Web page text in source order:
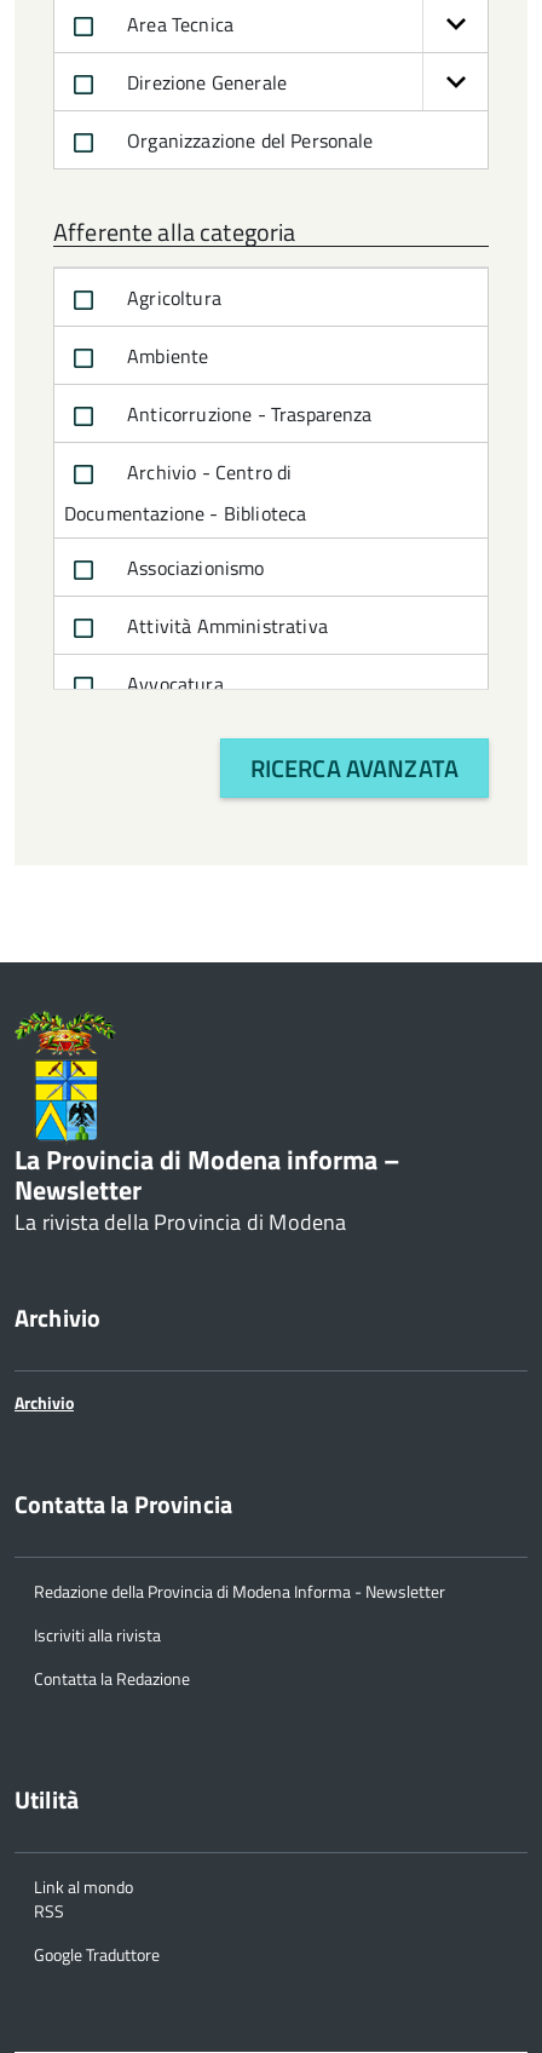
Area Tecnica
Direzione Generale
Organizzazione del Personale
Afferente alla categoria
Agricoltura
Ambiente
Anticorruzione - Trasparenza
Archivio - Centro di
Documentazione - Biblioteca
Associazionismo
Attività Amministrativa
Avvocatura
Bilancio e politiche finanziarie
Innovazione - Informatica -
Telematica
Pari Opportunità
Personale
PNRR
Sociale e salute
RICERCA AVANZATA
La Provincia di Modena informa –
Newsletter
La rivista della Provincia di Modena
Archivio
Archivio
Contatta la Provincia
Redazione della Provincia di Modena Informa - Newsletter
Iscriviti alla rivista
Contatta la Redazione
Utilità
Link al mondo
RSS
Google Traduttore